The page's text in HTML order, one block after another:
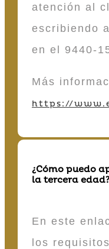
atención al
escribiendo
en el 9440-
Más
https://
¿Cómo puedo
la tercera edad?
En este
los